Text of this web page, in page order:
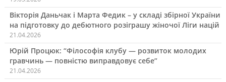
Вікторія Даньчак і Марта Федик – у складі збірної України
на підготовку до дебютного розіграшу жіночої Ліги націй
21.04.2026
Юрій Процюк: “Філософія клубу — розвиток молодих
гравчинь — повністю виправдовує себе”
21.04.2026